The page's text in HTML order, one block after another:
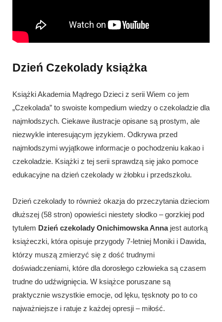
Dzień Czekolady książka
Książki Akademia Mądrego Dzieci z serii Wiem co jem
„Czekolada” to swoiste kompedium wiedzy o czekoladzie dla
najmłodszych. Ciekawe ilustracje opisane są prostym, ale
niezwykle interesującym językiem. Odkrywa przed
najmłodszymi wyjątkowe informacje o pochodzeniu kakao i
czekoladzie. Książki z tej serii sprawdzą się jako pomoce
edukacyjne na dzień czekolady w żłobku i przedszkolu.
Dzień czekolady to również okazja do przeczytania dzieciom
dłuższej (58 stron) opowieści niestety słodko – gorzkiej pod
tytułem Dzień czekolady Onichimowska Anna jest autorką
książeczki, która opisuje przygody 7-letniej Moniki i Dawida,
którzy muszą zmierzyć się z dość trudnymi
doświadczeniami, które dla dorosłego człowieka są czasem
trudne do udźwignięcia. W książce poruszane są
praktycznie wszystkie emocje, od lęku, tęsknoty po to co
najważniejsze i ratuje z każdej opresji – miłość.